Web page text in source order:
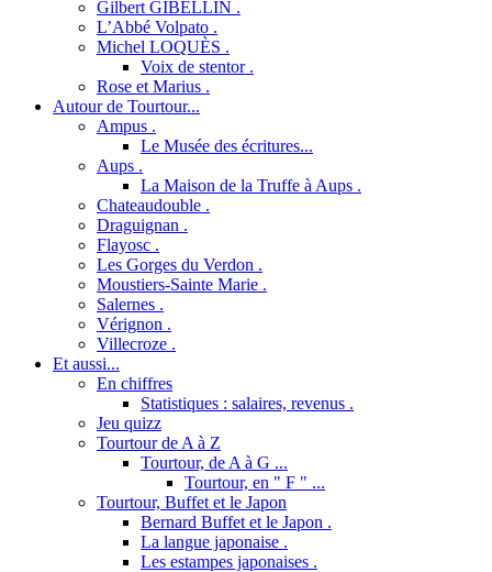
Gilbert GIBELLIN .
L’Abbé Volpato .
Michel LOQUÈS .
Voix de stentor .
Rose et Marius .
Autour de Tourtour...
Ampus .
Le Musée des écritures...
Aups .
La Maison de la Truffe à Aups .
Chateaudouble .
Draguignan .
Flayosc .
Les Gorges du Verdon .
Moustiers-Sainte Marie .
Salernes .
Vérignon .
Villecroze .
Et aussi...
En chiffres
Statistiques : salaires, revenus .
Jeu quizz
Tourtour de A à Z
Tourtour, de A à G ...
Tourtour, en " F " ...
Tourtour, Buffet et le Japon
Bernard Buffet et le Japon .
La langue japonaise .
Les estampes japonaises .